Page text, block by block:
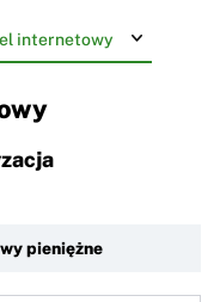
internetowy
pieniężne